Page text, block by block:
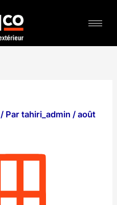
/ Partahiri_admin/août